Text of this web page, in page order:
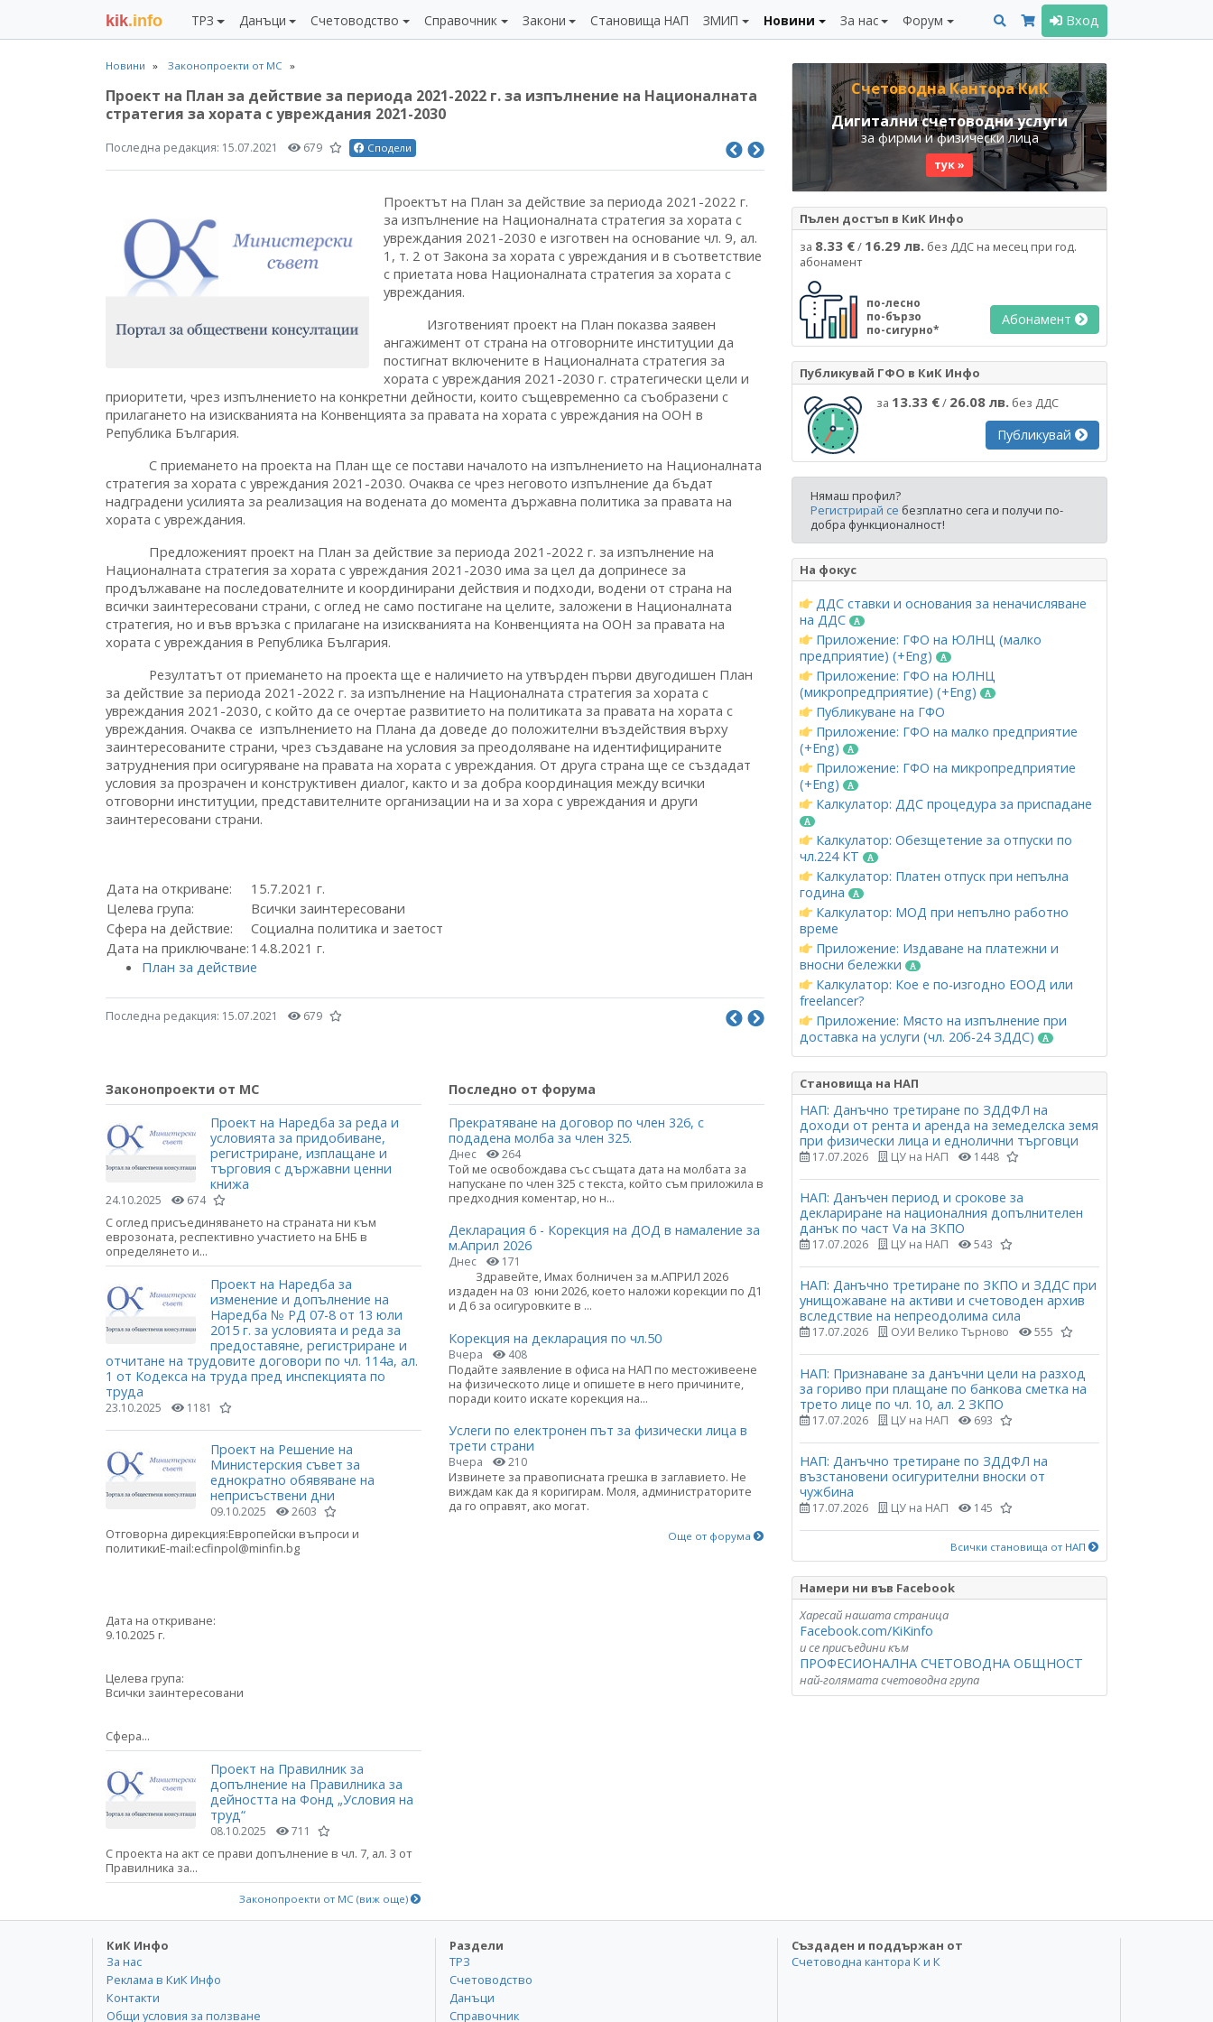
kik.info ТРЗ Данъци Счетоводство Справочник Закони Становища НАП ЗМИП Новини За нас Форум Вход
Новини Законопроекти от МС
Проект на План за действие за периода 2021-2022 г. за изпълнение на Националната
стратегия за хората с увреждания 2021-2030
Последна редакция: 15.07.2021 679 Сподели
Проектът на План за действие за периода 2021-2022 г.
за изпълнение на Националната стратегия за хората с
увреждания 2021-2030 е изготвен на основание чл. 9, ал.
1, т. 2 от Закона за хората с увреждания и в съответствие
с приетата нова Националната стратегия за хората с
увреждания.
Изготвеният проект на План показва заявен
ангажимент от страна на отговорните институции да
постигнат включените в Националната стратегия за
хората с увреждания 2021-2030 г. стратегически цели и
приоритети, чрез изпълнението на конкретни дейности, които същевременно са съобразени с
прилагането на изискванията на Конвенцията за правата на хората с увреждания на ООН в
Република България.
С приемането на проекта на План ще се постави началото на изпълнението на Националната
стратегия за хората с увреждания 2021-2030. Очаква се чрез неговото изпълнение да бъдат
надградени усилията за реализация на водената до момента държавна политика за правата на
хората с увреждания.
Предложеният проект на План за действие за периода 2021-2022 г. за изпълнение на
Националната стратегия за хората с увреждания 2021-2030 има за цел да допринесе за
продължаване на последователните и координирани действия и подходи, водени от страна на
всички заинтересовани страни, с оглед не само постигане на целите, заложени в Националната
стратегия, но и във връзка с прилагане на изискванията на Конвенцията на ООН за правата на
хората с увреждания в Република България.
Резултатът от приемането на проекта ще е наличието на утвърден първи двугодишен План
за действие за периода 2021-2022 г. за изпълнение на Националната стратегия за хората с
увреждания 2021-2030, с който да се очертае развитието на политиката за правата на хората с
увреждания. Очаква се изпълнението на Плана да доведе до положителни въздействия върху
заинтересованите страни, чрез създаване на условия за преодоляване на идентифицираните
затруднения при осигуряване на правата на хората с увреждания. От друга страна ще се създадат
условия за прозрачен и конструктивен диалог, както и за добра координация между всички
отговорни институции, представителните организации на и за хора с увреждания и други
заинтересовани страни.
Дата на откриване:
15.7.2021 г.
Целева група:
Всички заинтересовани
Сфера на действие:
Социална политика и заетост
Дата на приключване: 14.8.2021 г.
План за действие
Последна редакция: 15.07.2021 679
Законопроекти от МС
Проект на Наредба за реда и
условията за придобиване,
регистриране, изплащане и
търговия с държавни ценни
книжа
24.10.2025 674
С оглед присъединяването на страната ни към
еврозоната, респективно участието на БНБ в
определянето и...
Проект на Наредба за
изменение и допълнение на
Наредба № РД 07-8 от 13 юли
2015 г. за условията и реда за
предоставяне, регистриране и
отчитане на трудовите договори по чл. 114а, ал.
1 от Кодекса на труда пред инспекцията по
труда
23.10.2025 1181
Проект на Решение на
Министерския съвет за
еднократно обявяване на
неприсъствени дни
09.10.2025 2603
Отговорна дирекция:Европейски въпроси и
политикиE-mail:ecfinpol@minfin.bg
Дата на откриване:
9.10.2025 г.
Целева група:
Всички заинтересовани
Сфера...
Проект на Правилник за
допълнение на Правилника за
дейността на Фонд „Условия на
труд“
08.10.2025 711
С проекта на акт се прави допълнение в чл. 7, ал. 3 от
Правилника за...
Законопроекти от МС (виж още)
Последно от форума
Прекратяване на договор по член 326, с
подадена молба за член 325.
Днес 264
Той ме освобождава със същата дата на молбата за
напускане по член 325 с текста, който съм приложила в
предходния коментар, но н...
Декларация 6 - Корекция на ДОД в намаление за
м.Април 2026
Днес 171
Здравейте, Имах болничен за м.АПРИЛ 2026
издаден на 03 юни 2026, което наложи корекции по Д1
и Д 6 за осигуровките в ...
Корекция на декларация по чл.50
Вчера 408
Подайте заявление в офиса на НАП по местоживеене
на физическото лице и опишете в него причините,
поради които искате корекция на...
Услеги по електронен път за физически лица в
трети страни
Вчера 210
Извинете за правописната грешка в заглавието. Не
виждам как да я коригирам. Моля, администраторите
да го оправят, ако могат.
Още от форума
Счетоводна Кантора КиК
Дигитални счетоводни услуги
за фирми и физически лица
тук »
Пълен достъп в КиК Инфо
за 8.33 €/ 16.29 лв. без ДДС на месец при год.
абонамент
по-лесно
по-бързо
по-сигурно*
Абонамент
Публикувай ГФО в КиК Инфо
за 13.33 €/ 26.08 лв. без ДДС
Публикувай
Нямаш профил?
Регистрирай се безплатно сега и получи по-
добра функционалност!
На фокус
ДДС ставки и основания за неначисляване
на ДДС
Приложение: ГФО на ЮЛНЦ (малко
предприятие) (+Eng)
Приложение: ГФО на ЮЛНЦ
(микропредприятие) (+Eng)
Публикуване на ГФО
Приложение: ГФО на малко предприятие
(+Eng)
Приложение: ГФО на микропредприятие
(+Eng)
Калкулатор: ДДС процедура за приспадане
Калкулатор: Обезщетение за отпуски по
чл.224 КТ
Калкулатор: Платен отпуск при непълна
година
Калкулатор: МОД при непълно работно
време
Приложение: Издаване на платежни и
вносни бележки
Калкулатор: Кое е по-изгодно ЕООД или
freelancer?
Приложение: Място на изпълнение при
доставка на услуги (чл. 20б-24 ЗДДС)
Становища на НАП
НАП: Данъчно третиране по ЗДДФЛ на
доходи от рента и аренда на земеделска земя
при физически лица и еднолични търговци
17.07.2026 ЦУ на НАП 1448
НАП: Данъчен период и срокове за
деклариране на националния допълнителен
данък по част Vа на ЗКПО
17.07.2026 ЦУ на НАП 543
НАП: Данъчно третиране по ЗКПО и ЗДДС при
унищожаване на активи и счетоводен архив
вследствие на непреодолима сила
17.07.2026 ОУИ Велико Търново 555
НАП: Признаване за данъчни цели на разход
за гориво при плащане по банкова сметка на
трето лице по чл. 10, ал. 2 ЗКПО
17.07.2026 ЦУ на НАП 693
НАП: Данъчно третиране по ЗДДФЛ на
възстановени осигурителни вноски от
чужбина
17.07.2026 ЦУ на НАП 145
Всички становища от НАП
Намери ни във Facebook
Харесай нашата страница
Facebook.com/KiKinfo
и се присъедини към
ПРОФЕСИОНАЛНА СЧЕТОВОДНА ОБЩНОСТ
най-голямата счетоводна група
КиК Инфо
За нас
Реклама в КиК Инфо
Контакти
Общи условия за ползване
Раздели
ТРЗ
Счетоводство
Данъци
Справочник
Създаден и поддържан от
Счетоводна кантора К и К